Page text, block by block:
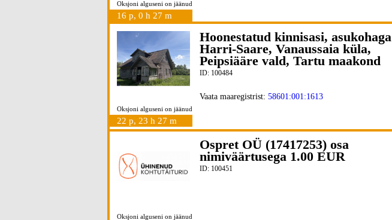
Oksjoni alguseni on jäänud
16 p, 0 h 27 m
Oksjoni alguseni on jäänud
22 p, 23 h 27 m
Hoonestatud kinnisasi, asukohaga
Harri-Saare, Vanaussaia küla,
Peipsiääre vald, Tartu maakond
ID: 100484
Vaata maaregistrist: 58601:001:1613
Oksjoni alguseni on jäänud
Ospret OÜ (17417253) osa
nimiväärtusega 1.00 EUR
ID: 100451